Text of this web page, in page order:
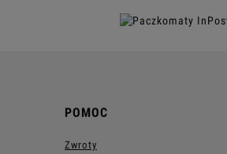
POMOC
Zwroty